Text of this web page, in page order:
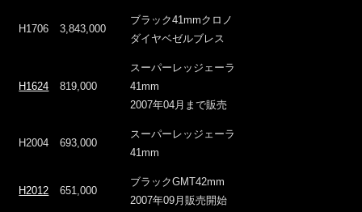
H1706 3,843,000
ブラック41mmクロノ
ダイヤベゼルブレス
H1624 819,000
スーパーレッジェーラ
41mm
2007年04月まで販売
H2004 693,000
スーパーレッジェーラ
41mm
H2012 651,000
ブラックGMT42mm
2007年09月販売開始